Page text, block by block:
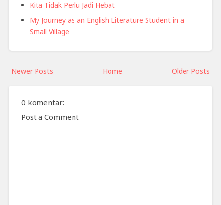
Kita Tidak Perlu Jadi Hebat
My Journey as an English Literature Student in a
Small Village
Newer Posts Older Posts
Home
0 komentar:
Post a Comment